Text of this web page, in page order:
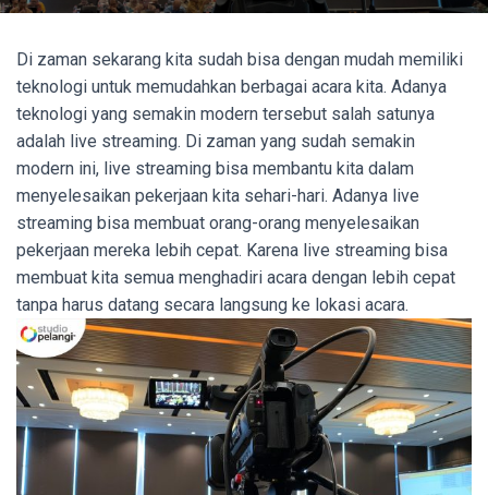
Di zaman sekarang kita sudah bisa dengan mudah memiliki
teknologi untuk memudahkan berbagai acara kita. Adanya
teknologi yang semakin modern tersebut salah satunya
adalah live streaming. Di zaman yang sudah semakin
modern ini, live streaming bisa membantu kita dalam
menyelesaikan pekerjaan kita sehari-hari. Adanya live
streaming bisa membuat orang-orang menyelesaikan
pekerjaan mereka lebih cepat. Karena live streaming bisa
membuat kita semua menghadiri acara dengan lebih cepat
tanpa harus datang secara langsung ke lokasi acara.